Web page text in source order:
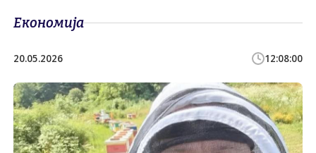
Економија
20.05.2026 12:08:00